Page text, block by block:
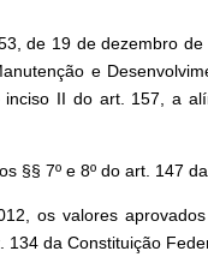
de 19 de dezembro
e
II do art. 157, a
§§ 7º e 8º do art. 147
os valores
da Constituição